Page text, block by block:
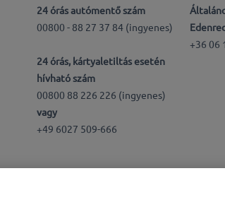
24 órás autómentő szám
00800 - 88 27 37 84 (ingyenes)
24 órás, kártyaletiltás esetén
hívható szám
00800 88 226 226 (ingyenes)
vagy
+49 6027 509-666
+36 06